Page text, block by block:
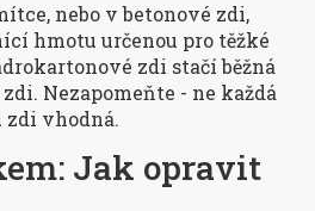
nebo v betonové zdi,
hmotu určenou pro těžké
zdi stačí běžná
Nezapomeňte - ne každá
zdi vhodná.
Jak opravit